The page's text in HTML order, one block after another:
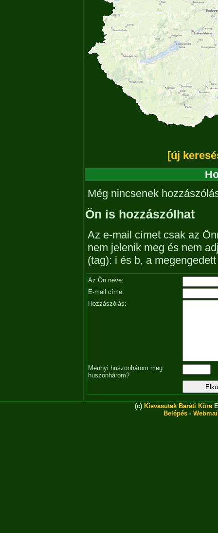
[új
Még nincsenek
Ön is hozzászólhat
Az e-mail címet csak az
nem jelenik meg és nem
(tag): i és b, a
Az Ön neve:
E-mail címe:
Hozzászólás:
Mennyi huszonhárom meg
huszonhárom?
(c) Kisvasutak Baráti Köre
Belépés -